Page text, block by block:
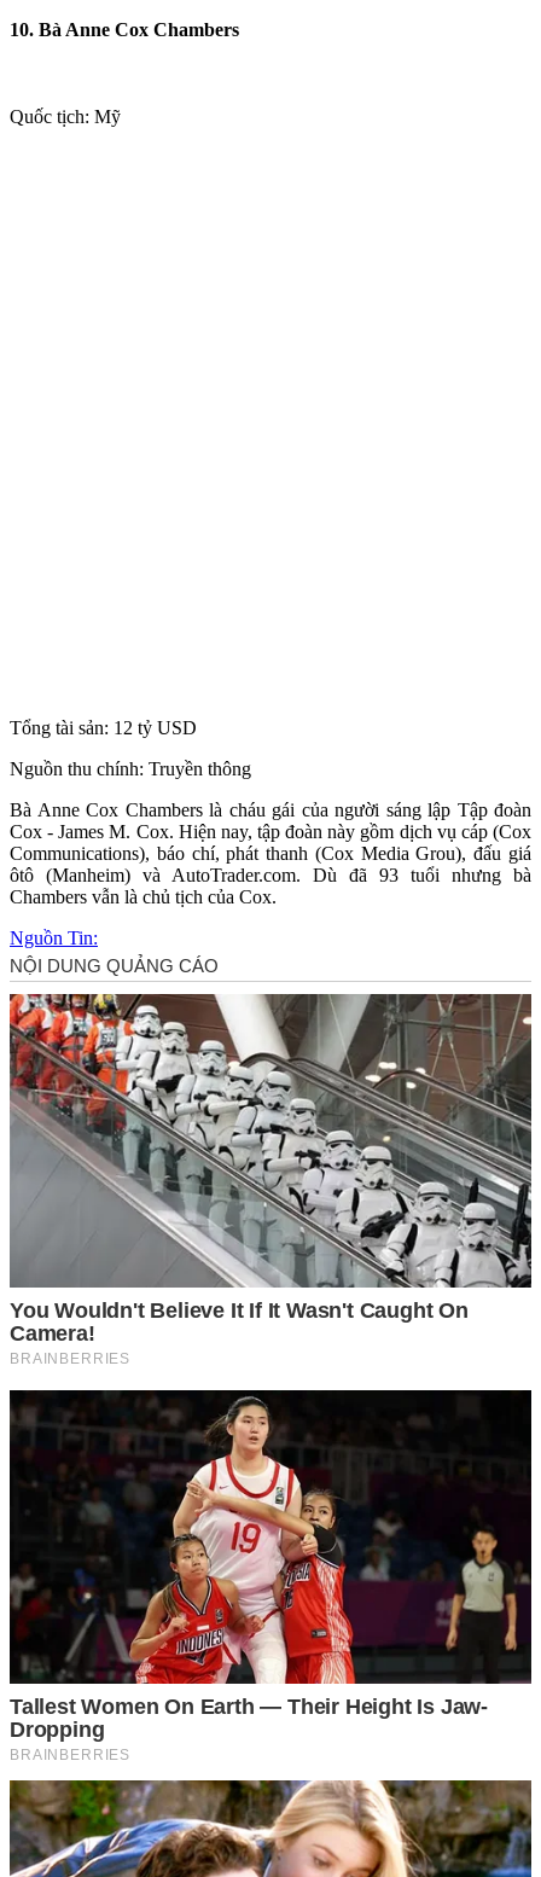
10. Bà Anne Cox Chambers
Quốc tịch: Mỹ
Tổng tài sản: 12 tỷ USD
Nguồn thu chính: Truyền thông
Bà Anne Cox Chambers là cháu gái của người sáng lập Tập đoàn
Cox - James M. Cox. Hiện nay, tập đoàn này gồm dịch vụ cáp (Cox
Communications), báo chí, phát thanh (Cox Media Grou), đấu giá
ôtô (Manheim) và AutoTrader.com. Dù đã 93 tuổi nhưng bà
Chambers vẫn là chủ tịch của Cox.
Nguồn Tin: